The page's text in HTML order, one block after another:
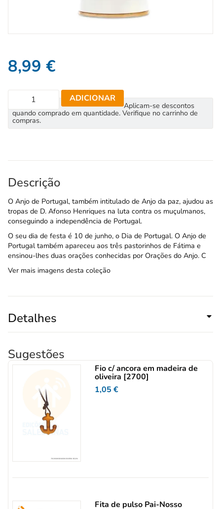
8,99 €
ADICIONAR
Aplicam-se descontos
quando comprado em quantidade. Verifique no carrinho de
compras.
Descrição
O Anjo de Portugal, também intitulado de Anjo da paz, ajudou as
tropas de D. Afonso Henriques na luta contra os muçulmanos,
conseguindo a independência de Portugal.
O seu dia de festa é 10 de junho, o Dia de Portugal. O Anjo de
Portugal também apareceu aos três pastorinhos de Fátima e
ensinou-lhes duas orações conhecidas por Orações do Anjo. C
Ver mais imagens desta coleção
Detalhes
Sugestões
Fio c/ ancora em madeira de
oliveira [2700]
1,05€
Fita de pulso Pai-Nosso